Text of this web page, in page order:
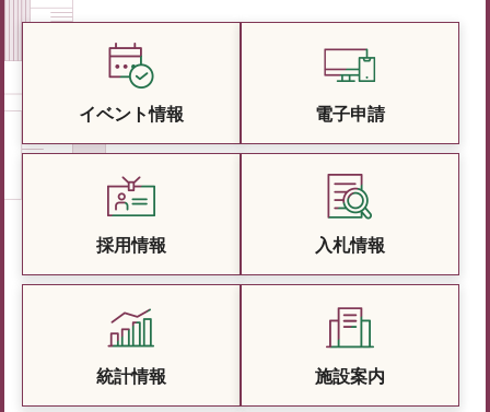
イベント情報 電子申請
採用情報 入札情報
統計情報 施設案内